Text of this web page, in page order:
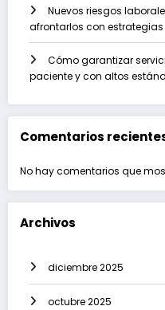
Nuevos riesgos
afrontarlos con
Cómo garantizar
paciente y con altos
Comentarios
No hay comentarios que
Archivos
diciembre 2025
octubre 2025